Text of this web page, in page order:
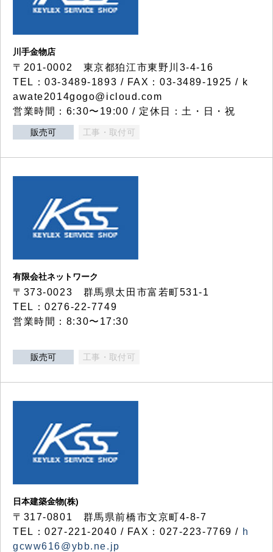
川手金物店
〒201-0002 東京都狛江市東野川3-4-16
TEL：03-3489-1893 / FAX：03-3489-1925 / k
awate2014gogo@icloud.com
営業時間：6:30〜19:00 / 定休日：土・日・祝
販売可 工事・取付可
有限会社ネットワーク
〒373-0023 群馬県太田市富若町531-1
TEL：0276-22-7749
営業時間：8:30〜17:30
販売可 工事・取付可
日本建築金物(株)
〒317‐0801 群馬県前橋市文京町4-8-7
TEL：027-221-2040 / FAX：027-223-7769 / h
gcww616@ybb.ne.jp